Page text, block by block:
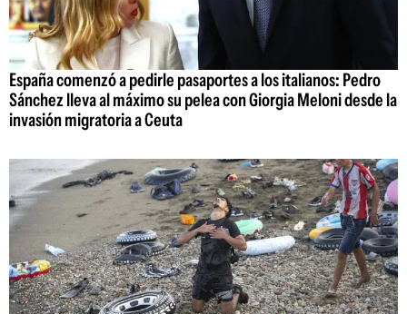
España comenzó a pedirle pasaportes a los italianos: Pedro
Sánchez lleva al máximo su pelea con Giorgia Meloni desde la
invasión migratoria a Ceuta